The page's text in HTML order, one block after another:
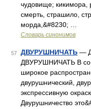
чудовище; кикимора,
смерть, страшило,
морда,&#8230; …
Словарь синонимов
57 ДВУРУШНИЧАТЬ —
ДВУРУШНИЧАТЬ В
широкое
двурушнический,
экспрессивную
Двурушничество